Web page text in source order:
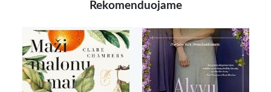
Rekomenduojame